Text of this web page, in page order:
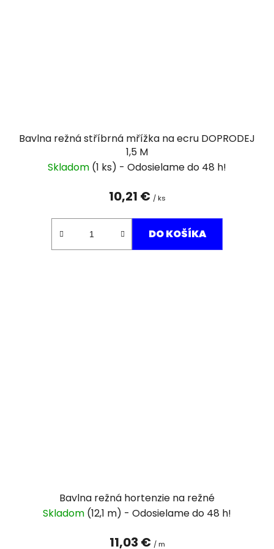
Bavlna režná stříbrná mřížka na ecru DOPRODEJ
1,5 M
Skladom (1 ks)
10,21 € / ks
DO KOŠÍKA
Bavlna režná hortenzie na režné
Skladom (12,1 m)
11,03 € / m